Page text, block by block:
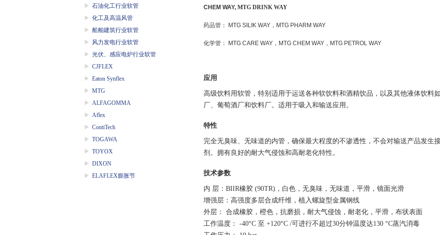
石油化工行业软管
化工及高温风管
船舶建筑行业软管
风力发电行业软管
光伏、感应电炉行业软管
CJFLEX
Eaton Synflex
MTG
ALFAGOMMA
Aflex
ContiTech
TOGAWA
TOYOX
DIXON
ELAFLEX膨胀节
CHEM WAY, MTG DRINK WAY
药品管： MTG SILIK WAY， MTG PHARM WAY
化学管： MTG CARE WAY， MTG CHEM WAY， MTG PETROL WAY
应用
高级饮料用软管，特别适用于运送各种软饮料和酒精饮品，以及其他液体饮料
厂、葡萄酒厂和饮料厂。适用于吸入和输送应用。
特性
完全无臭味、无味道的内管，确保最大程度的不渗透性，不会对输送产品发生
剂。拥有良好的耐大气侵蚀和高耐老化特性。
技术参数
内 层： BIIR橡胶(90TR) ，白色，无臭味，无味道，平滑，镜面光滑
增强层：高强度多层合成纤维，植入螺旋型金属钢线
外层： 合成橡胶，橙色，抗磨损，耐大气侵蚀，耐老化，平滑，布状表面
工作温度：
-40°C 至 +120°C /可进行不超过30分钟温度达130 °C蒸汽消毒